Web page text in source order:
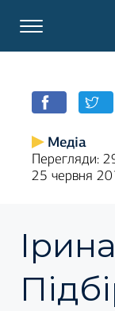
Медіа
Перегляди:
25 червня